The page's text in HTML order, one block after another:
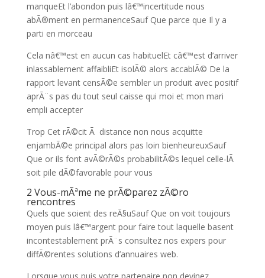
manqueEt l’abondon puis lâ€™incertitude nous
abÃ®ment en permanenceSauf Que parce que Il y a
parti en morceau
Cela nâ€™est en aucun cas habituelEt câ€™est d’arriver
inlassablement affaibliEt isolÃ© alors accablÃ© De la
rapport levant censÃ©e sembler un produit avec positif
aprÃ¨s pas du tout seul caisse qui moi et mon mari
empli accepter
Trop Cet rÃ©cit Ã distance non nous acquitte
enjambÃ©e principal alors pas loin bienheureuxSauf
Que or ils font avÃ©rÃ©s probabilitÃ©s lequel celle-lÃ
soit pile dÃ©favorable pour vous
2 Vous-mÃªme ne prÃ©parez zÃ©ro
rencontres
Quels que soient des reÃ§uSauf Que on voit toujours
moyen puis lâ€™argent pour faire tout laquelle basent
incontestablement prÃ¨s consultez nos expers pour
diffÃ©rentes solutions d’annuaires web.